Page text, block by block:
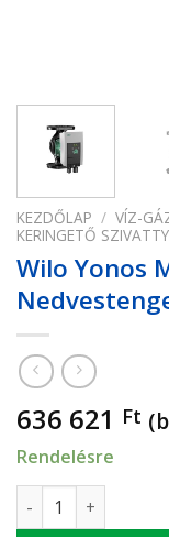
KEZDŐLAP / VÍZ-
KERINGETŐ
Wilo Yonos
636 621 Ft
Rendelésre
Wilo Yonos